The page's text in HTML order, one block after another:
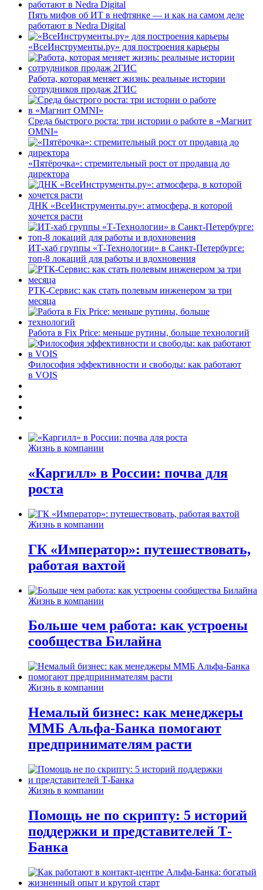
Пять мифов об ИТ в нефтянке — и как на самом деле
работают в Nedra Digital
«ВсеИнструменты.ру» для построения карьеры
Работа, которая меняет жизнь: реальные истории
сотрудников продаж 2ГИС
Среда быстрого роста: три истории о работе в «Магнит
OMNI»
«Пятёрочка»: стремительный рост от продавца до
директора
ДНК «ВсеИнструменты.ру»: атмосфера, в которой
хочется расти
ИТ-хаб группы «Т-Технологии» в Санкт-Петербурге:
топ-8 локаций для работы и вдохновения
РТК-Сервис: как стать полевым инженером за три
месяца
Работа в Fix Price: меньше рутины, больше технологий
Философия эффективности и свободы: как работают
в VOIS
Жизнь в компании
«Каргилл» в России: почва для
роста
Жизнь в компании
ГК «Император»: путешествовать,
работая вахтой
Жизнь в компании
Больше чем работа: как устроены
сообщества Билайна
Жизнь в компании
Немалый бизнес: как менеджеры
ММБ Альфа-Банка помогают
предпринимателям расти
Жизнь в компании
Помощь не по скрипту: 5 историй
поддержки и представителей Т-
Банка